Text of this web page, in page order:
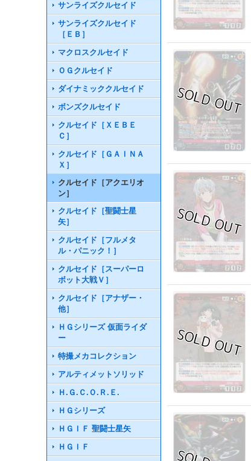
サンライズクルセイド
サンライズクルセイド
［ＥＢ］
マクロスクルセイド
ＯＧクルセイド
ダイナミッククルセイド
ボンズクルセイド
クルセイド［ＸＥＢＥ
Ｃ］
クルセイド［ＧＡＩＮＡ
Ｘ］
クルセイド［アクエリオ
ン］
クルセイド［聖闘士星
矢］
クルセイド［フルメタ
ル・パニック！］
クルセイド［スーパーロ
ボット大戦Ｖ］
クルセイド［アナザー・
他］
ＨＧシリーズ 仮面ライダ
ー
特撮メカコレクション
アルティメットソリッド
Ｈ.Ｇ.Ｃ.Ｏ.Ｒ.Ｅ.
ＨＧシリーズ
ＨＧＩＦ 聖闘士星矢
ＨＧＩＦ